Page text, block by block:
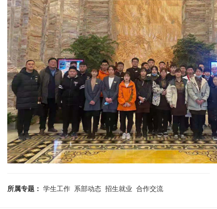
所属专题： 学生工作 系部动态 招生就业 合作交流